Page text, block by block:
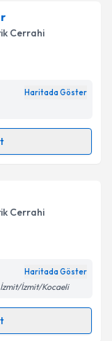
Aydınlatma
belirtilen
Cerrahi
Haritada Göster
takvimi
almanız
ile
Aydınlatma
Cerrahi
Haritada Göster
İzmit/İzmit/Kocaeli